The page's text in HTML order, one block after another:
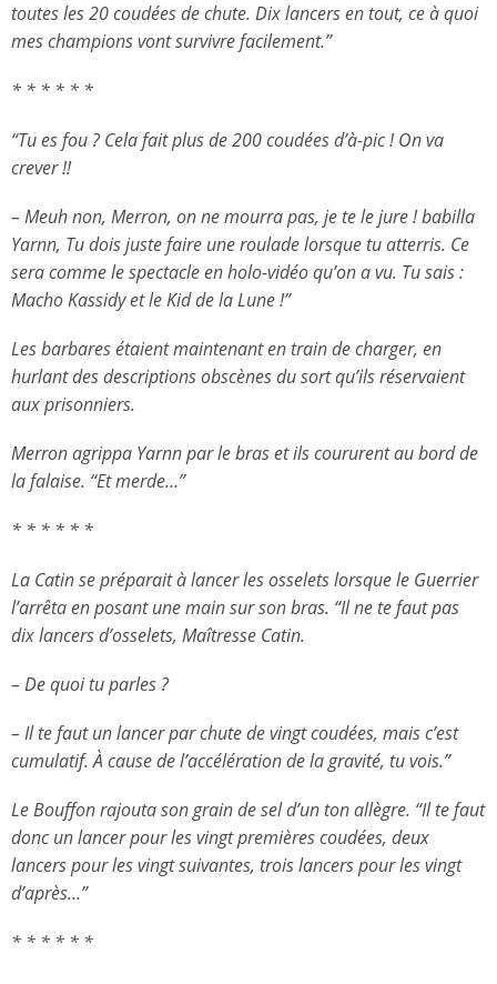
toutes les 20 coudées de chute. Dix lancers en tout, ce à quoi
mes champions vont survivre facilement.”
* * * * * *
“Tu es fou ? Cela fait plus de 200 coudées d’à-pic ! On va
crever !!
– Meuh non, Merron, on ne mourra pas, je te le jure ! babilla
Yarnn, Tu dois juste faire une roulade lorsque tu atterris. Ce
sera comme le spectacle en holo-vidéo qu’on a vu. Tu sais :
Macho Kassidy et le Kid de la Lune !”
Les barbares étaient maintenant en train de charger, en
hurlant des descriptions obscènes du sort qu’ils réservaient
aux prisonniers.
Merron agrippa Yarnn par le bras et ils coururent au bord de
la falaise. “Et merde…”
* * * * * *
La Catin se préparait à lancer les osselets lorsque le Guerrier
l’arrêta en posant une main sur son bras. “Il ne te faut pas
dix lancers d’osselets, Maîtresse Catin.
– De quoi tu parles ?
– Il te faut un lancer par chute de vingt coudées, mais c’est
cumulatif. À cause de l’accélération de la gravité, tu vois.”
Le Bouffon rajouta son grain de sel d’un ton allègre. “Il te faut
donc un lancer pour les vingt premières coudées, deux
lancers pour les vingt suivantes, trois lancers pour les vingt
d’après…”
* * * * * *